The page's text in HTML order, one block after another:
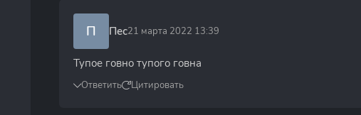
П Пес21 марта 2022 13:39
Тупое говно тупого говна
Ответить Цитировать